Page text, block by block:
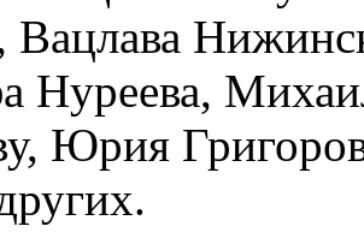
Вацлава
Нуреева,
Юрия